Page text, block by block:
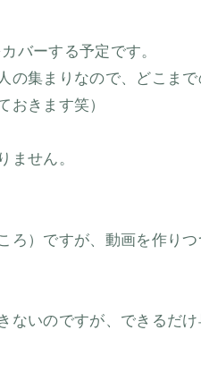
カバーする予定です。
の集まりなので、どこま
おきます笑）
ません。
ろ）ですが、動画を作り
ないのですが、できるだ